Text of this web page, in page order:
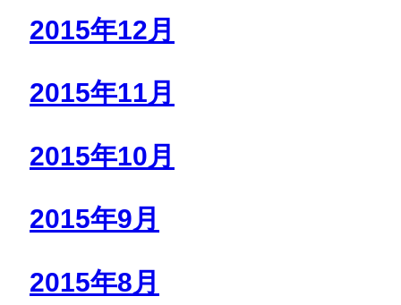
2015年12月
2015年11月
2015年10月
2015年9月
2015年8月